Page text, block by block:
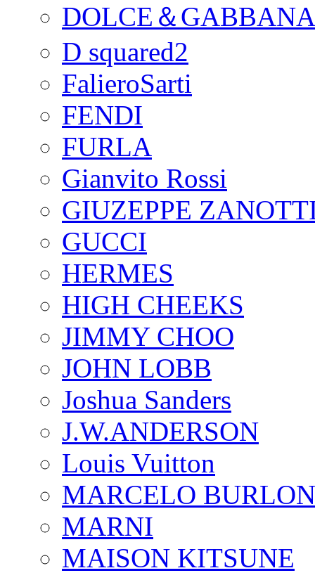
DOLCE＆GABBANA
D squared2
FalieroSarti
FENDI
FURLA
Gianvito Rossi
GIUZEPPE
GUCCI
HERMES
HIGH CHEEKS
JIMMY CHOO
JOHN LOBB
Joshua Sanders
J.W.ANDERSON
Louis Vuitton
MARCELO
MARNI
MAISON KITSUNE